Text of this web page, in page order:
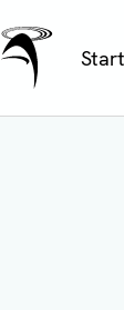
Ålands Radio
Start